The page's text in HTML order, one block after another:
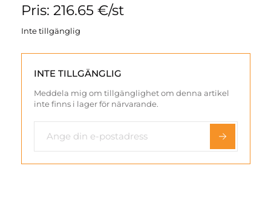
Pris: 216.65 €/st
Inte tillgänglig
INTE TILLGÄNGLIG
Meddela mig om tillgänglighet om denna artikel
inte finns i lager för närvarande.